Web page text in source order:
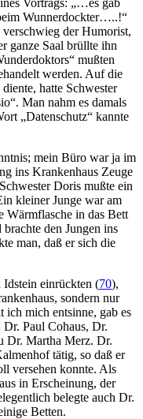
Wunnerdockter…..!“
der Humorist,
ganze Saal brüllte ihn
mußten
werden. Auf die
hatte Schwester
Man nahm es damals
„Datenschutz“ kannte
mein Büro war ja im
ins Krankenhaus Zeuge
Doris mußte ein
kleiner Junge war am
Wärmflasche in das Bett
den Jungen ins
man, daß er sich die
einrückten (70),
sondern nur
ich mich entsinne, gab es
Paul Cohaus, Dr.
Dr. Martha Merz. Dr.
tätig, so daß er
versehen konnte. Als
in Erscheinung, der
belegte auch Dr.
Betten.